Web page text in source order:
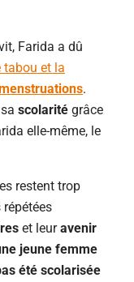
Farida a dû
tabou et la
.
scolarité grâce
elle-même, le
restent trop
et leuravenir
jeune femme
été scolarisée